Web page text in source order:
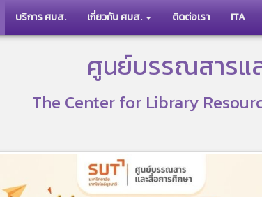
บริการ ศบส. เกี่ยวกับ ศบส. ติดต่อเรา ITA
ศูนย์บรรณสารแ
The Center for Library